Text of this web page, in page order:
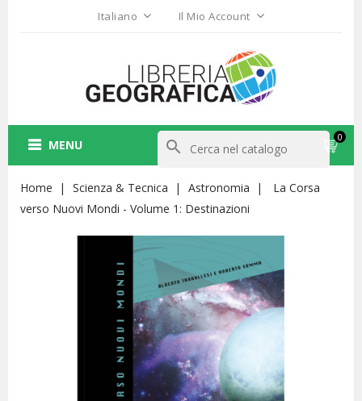
Italiano Il Mio Account
0
MENU search
Home Scienza & Tecnica Astronomia
La Corsa
verso Nuovi Mondi - Volume 1: Destinazioni